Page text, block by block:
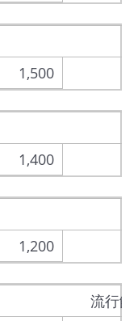
1,500
1,400
1,200
流行